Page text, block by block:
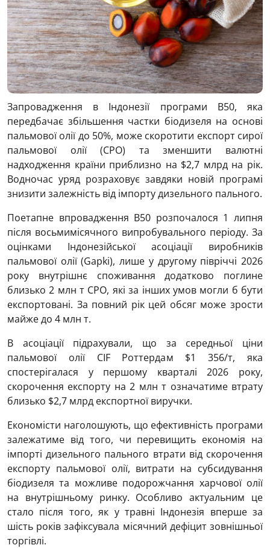
Запровадження в Індонезії програми B50, яка
передбачає збільшення частки біодизеля на основі
пальмової олії до 50%, може скоротити експорт сирої
пальмової олії (CPO) та зменшити валютні
надходження країни приблизно на $2,7 млрд на рік.
Водночас уряд розраховує завдяки новій програмі
знизити залежність від імпорту дизельного пального.
Поетапне впровадження B50 розпочалося 1 липня
після восьмимісячного випробувального періоду. За
оцінками Індонезійської асоціації виробників
пальмової олії (Gapki), лише у другому півріччі 2026
року внутрішнє споживання додатково поглине
близько 2 млн т CPO, які за інших умов могли б бути
експортовані. За повний рік цей обсяг може зрости
майже до 4 млн т.
В асоціації підрахували, що за середньої ціни
пальмової олії CIF Роттердам $1 356/т, яка
спостерігалася у першому кварталі 2026 року,
скорочення експорту на 2 млн т означатиме втрату
близько $2,7 млрд експортної виручки.
Економісти наголошують, що ефективність програми
залежатиме від того, чи перевищить економія на
імпорті дизельного пального втрати від скорочення
експорту пальмової олії, витрати на субсидування
біодизеля та можливе подорожчання харчової олії
на внутрішньому ринку. Особливо актуальним це
стало після того, як у травні Індонезія вперше за
шість років зафіксувала місячний дефіцит зовнішньої
торгівлі.